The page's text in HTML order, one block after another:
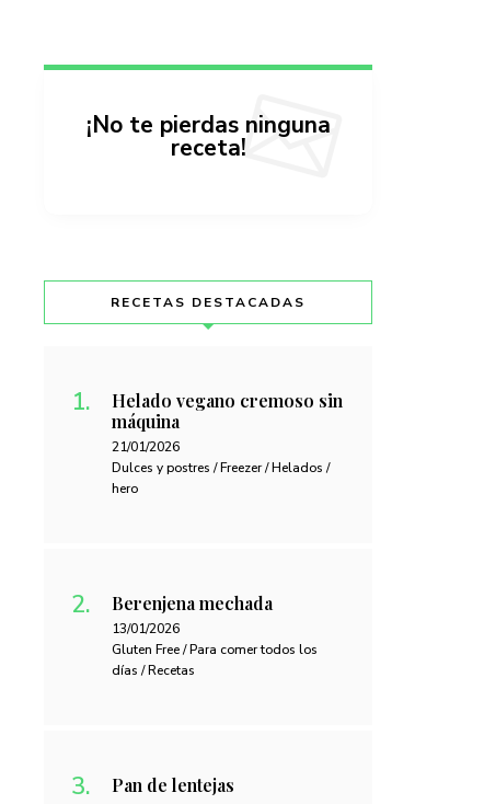
¡No te pierdas ninguna
receta!
RECETAS DESTACADAS
Helado vegano cremoso sin
máquina
21/01/2026
Dulces y postres / Freezer / Helados /
hero
Berenjena mechada
13/01/2026
Gluten Free / Para comer todos los
días / Recetas
Pan de lentejas